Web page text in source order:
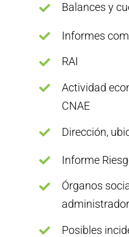
Balances y
Informes
RAI
Actividad
CNAE
Dirección,
Informe
Órganos
Posibles